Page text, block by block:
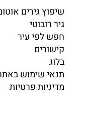
שיפוץ גירים
גיר רובוטי
חפש לפי עיר
קישורים
בלוג
תנאי שימוש
מדיניות פרטיות